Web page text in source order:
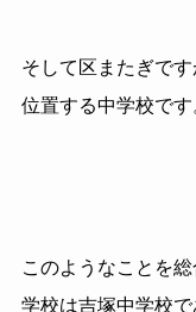
そして区またぎで
位置する中学校です
このようなことを
学校は吉塚中学校で